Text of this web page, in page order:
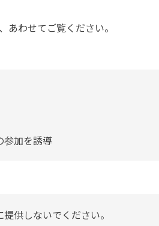
あわせてご覧ください。
参加を誘導
供しないでください。